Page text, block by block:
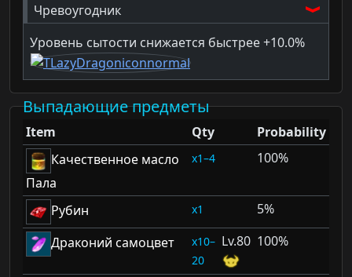
Чревоугодник
Уровень сытости снижается быстрее+10.0%
Выпадающие предметы
Item Qty
Probability
Качественное масло
Пала
1–4 100%
Рубин 1
5%
Драконий самоцвет
10–
20
80 100%